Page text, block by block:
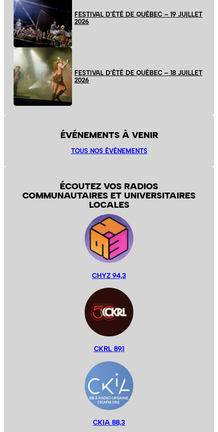
FESTIVAL D’ÉTÉ DE QUÉBEC – 19 JUILLET
2026
FESTIVAL D’ÉTÉ DE QUÉBEC – 18 JUILLET
2026
ÉVÉNEMENTS À VENIR
TOUS NOS ÉVÉNEMENTS
ÉCOUTEZ VOS RADIOS
COMMUNAUTAIRES ET UNIVERSITAIRES
LOCALES
CHYZ 94,3
CKRL 89,1
CKIA 88,3